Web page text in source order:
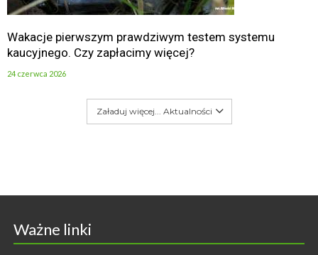
Wakacje pierwszym prawdziwym testem systemu
kaucyjnego. Czy zapłacimy więcej?
24 czerwca 2026
Załaduj więcej... Aktualności
Ważne linki